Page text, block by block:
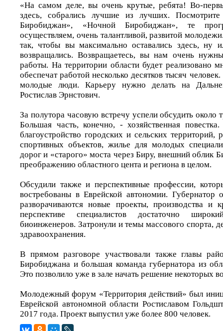
«На самом деле, вы очень крутые, ребята! Во-
здесь, собрались лучшие из лучших.
Биробиджан», «Ночной Биробиджан», те
осуществляем, очень талантливой, развитой
так, чтобы вы максимально оставались здесь, ну
возвращались. Возвращаетесь, вы нам очень
работы. На территории области будет реализовано
обеспечат работой несколько десятков тысяч
молодые люди. Карьеру нужно делать на
Ростислав Эрнстович.
За полутора часовую встречу успели обсудить около
Большая часть, конечно, - хозяйственная
благоустройство городских и сельских территорий,
спортивных объектов, жилье для молодых
дорог и «старого» моста через Биру, внешний облик
преображению областного цента и региона в целом.
Обсудили также и перспективные профессии,
востребованы в Еврейской автономии. Губернатор
разворачиваются новые проекты, производства и
перспективе специалистов достаточно
биоинженеров. Затронули и темы массового спорта,
здравоохранения.
В прямом разговоре участвовали также главы
Биробиджана и большая команда губернатора из
Это позволило уже в зале начать решение некоторых
Молодежный форум «Территория действий» был
Еврейской автономной области Ростиславом
2017 года. Проект выпустил уже более 800 человек.